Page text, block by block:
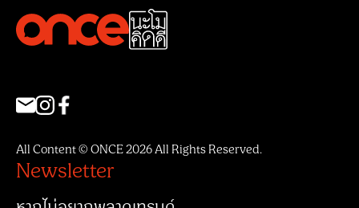
All Content © ONCE 2026 All Rights Reserved.
Newsletter